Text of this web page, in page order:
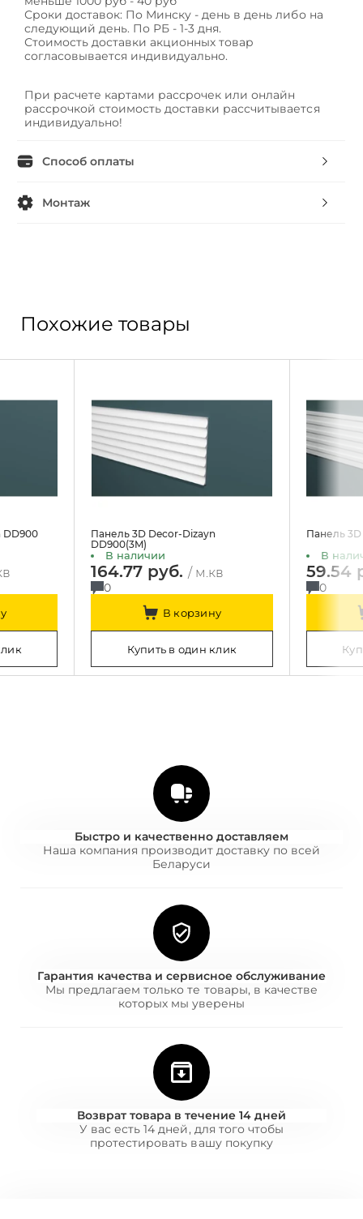
Сроки доставок: По Минску - день в день либо на
следующий день. По РБ - 1-3 дня.
Стоимость доставки акционных товар
согласовывается индивидуально.
При расчете картами рассрочек или онлайн
рассрочкой стоимость доставки рассчитывается
индивидуально!
Способ оплаты
Монтаж
Похожие товары
DD900
Панель 3D Decor-Dizayn
DD900(3M)
В наличии
164.77 руб./ м.кв
0
В корзину
Купить в один клик
Панель 3D
В
59.54
0
Быстро и качественно доставляем
Наша компания производит доставку по всей
Беларуси
Гарантия качества и сервисное обслуживание
Мы предлагаем только те товары, в качестве
которых мы уверены
Возврат товара в течение 14 дней
У вас есть 14 дней, для того чтобы
протестировать вашу покупку